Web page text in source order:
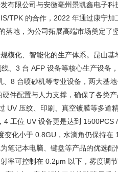
有限公司与安徽亳州景凯鑫电子科
TPK 的合作，2022 年通过康宁
地，为公司拓展高端市场奠定了
模化、智能化的生产体系。昆山基
、3 台 AFP 设备等核心生产设备
8 台喷砂机等专业设备，两大基地
件配置与人力支撑，确保了各类
UV 压纹、印刷、真空镀膜等多道
4 工位 UV 设备更是达到 1500PCS
变化小于 0.8GU，水滴角仍保持在
笔记本电脑、键盘等产品的优选
率可控制在 0.2μm 以下，雾度调